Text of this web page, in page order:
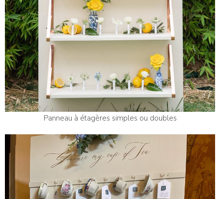
Panneau à étagères simples ou doubles